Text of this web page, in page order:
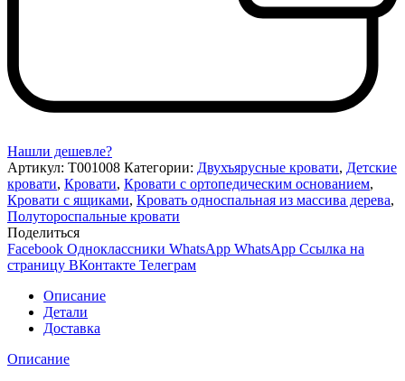
Нашли дешевле?
Артикул: Т001008 Категории: Двухъярусные кровати, Детские
кровати, Кровати, Кровати с ортопедическим основанием,
Кровати с ящиками, Кровать односпальная из массива дерева,
Полутороспальные кровати
Поделиться
Facebook Одноклассники WhatsApp WhatsApp Ссылка на
страницу ВКонтакте Телеграм
Описание
Детали
Доставка
Описание